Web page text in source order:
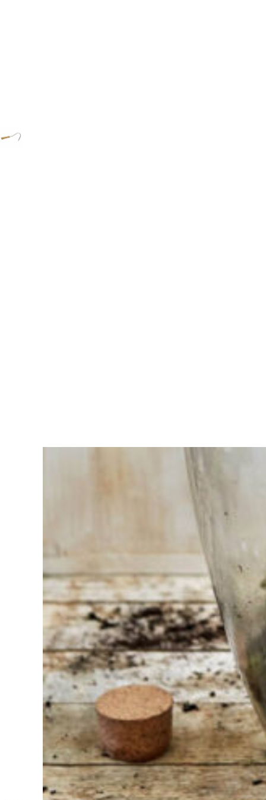
Auswahl?
Werkzeug für Ihren Job
Bei Sneeboer sind
wir immer bereit,
anderen zu helfen.
Zögern Sie nicht,
anzurufen oder eine
E-Mail zu senden,
wenn Sie eine Frage
haben. Dann werden
wir Ihre Frage so
schnell wie möglich
beantworten.